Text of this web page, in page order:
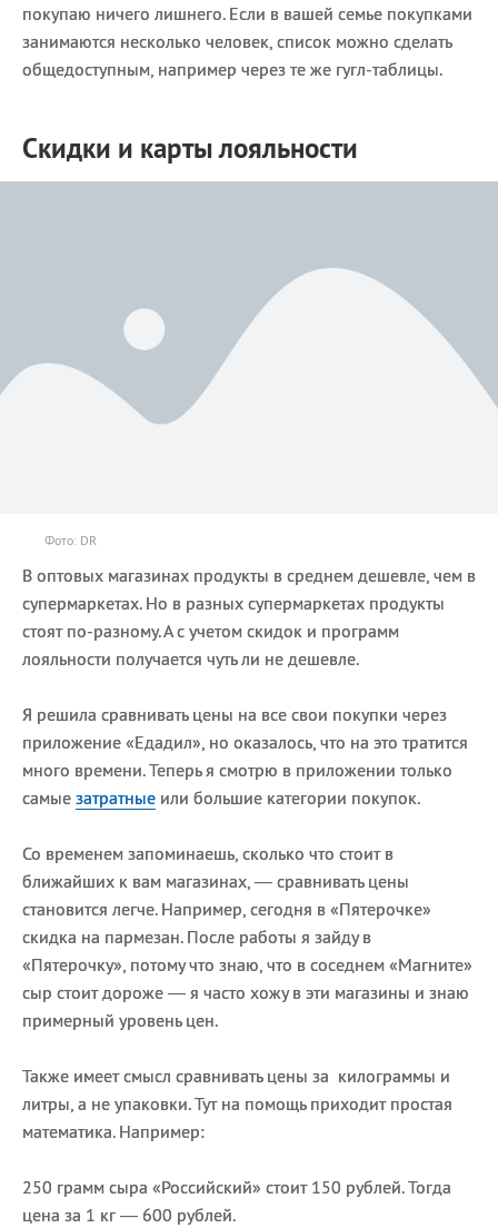
покупаю ничего лишнего. Если в вашей семье покупками
занимаются несколько человек, список можно сделать
общедоступным, например через те же гугл-таблицы.
Скидки и карты лояльности
Фото: DR
В оптовых магазинах продукты в среднем дешевле, чем в
супермаркетах. Но в разных супермаркетах продукты
стоят по-разному. А с учетом скидок и программ
лояльности получается чуть ли не дешевле.
Я решила сравнивать цены на все свои покупки через
приложение «Едадил», но оказалось, что на это тратится
много времени. Теперь я смотрю в приложении только
самые затратные или большие категории покупок.
Со временем запоминаешь, сколько что стоит в
ближайших к вам магазинах, — сравнивать цены
становится легче. Например, сегодня в «Пятерочке»
скидка на пармезан. После работы я зайду в
«Пятерочку», потому что знаю, что в соседнем «Магните»
сыр стоит дороже — я часто хожу в эти магазины и знаю
примерный уровень цен.
Также имеет смысл сравнивать цены за килограммы и
литры, а не упаковки. Тут на помощь приходит простая
математика. Например:
250 грамм сыра «Российский» стоит 150 рублей. Тогда
цена за 1 кг — 600 рублей.